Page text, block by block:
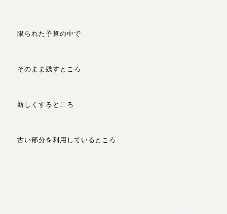
限られた予算の中で
そのまま残すところ
新しくするところ
古い部分を利用しているところ